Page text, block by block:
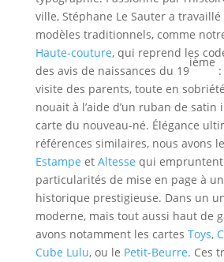
ville, Stéphane Le Sauter a
modèles traditionnels, comme
Haute-couture, qui reprend les
des avis de naissances du 19
ième
visite des parents, toute en
nouait à l’aide d’un ruban de satin
carte du nouveau-né. Élégance
références similaires, nous avons
Estampe et Altesse qui
particularités de mise en page à
historique prestigieuse. Dans un
moderne, mais tout aussi haut de
avons notamment les cartes Toys,
Cube Lulu, ou le Petit-Beurre. Ces